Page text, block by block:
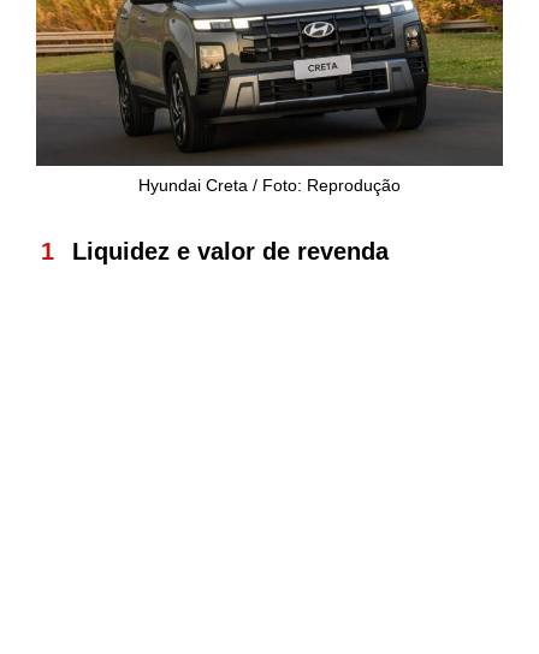
Hyundai Creta / Foto: Reprodução
Liquidez e valor de revenda